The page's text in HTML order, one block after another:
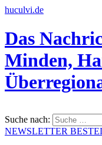
huculvi.de
Das
Minden,
Suche nach:
NEWSLETTER